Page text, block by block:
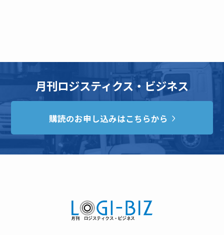
月刊ロジスティクス・ビジネス
購読のお申し込みはこちらから